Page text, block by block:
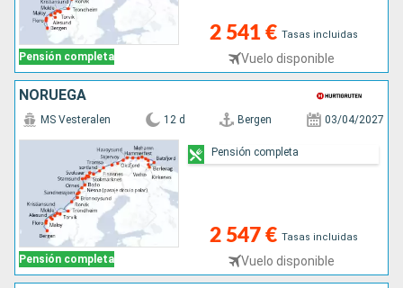
Pensión completa
2 541 € Tasas incluidas
Vuelo disponible
NORUEGA
Pensión completa
MS Vesteralen 12 d Bergen 03/04/2027
2 547 € Tasas incluidas
Vuelo disponible
Pensión completa